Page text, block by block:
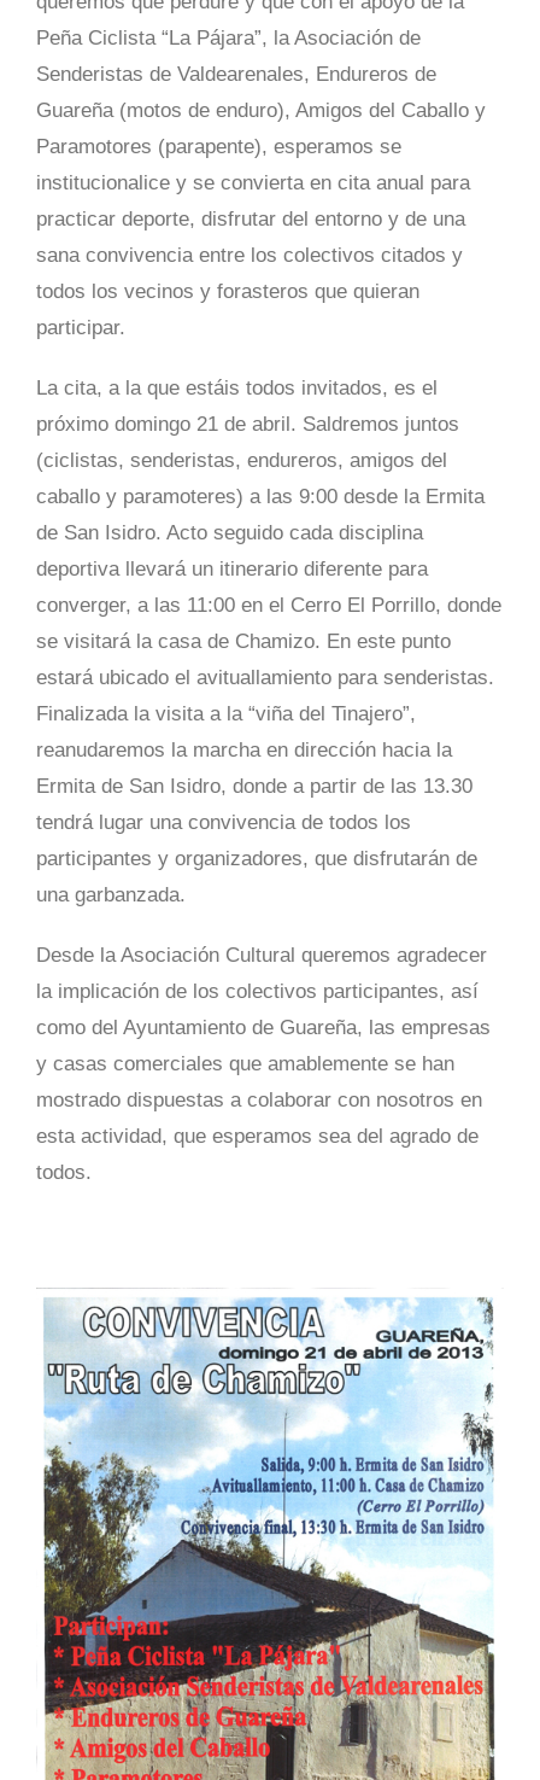
Peña Ciclista “La Pájara”, la Asociación de
Senderistas de Valdearenales, Endureros de
Guareña (motos de enduro), Amigos del Caballo y
Paramotores (parapente), esperamos se
institucionalice y se convierta en cita anual para
practicar deporte, disfrutar del entorno y de una
sana convivencia entre los colectivos citados y
todos los vecinos y forasteros que quieran
participar.
La cita, a la que estáis todos invitados, es el
próximo domingo 21 de abril. Saldremos juntos
(ciclistas, senderistas, endureros, amigos del
caballo y paramoteres) a las 9:00 desde la Ermita
de San Isidro. Acto seguido cada disciplina
deportiva llevará un itinerario diferente para
converger, a las 11:00 en el Cerro El Porrillo, donde
se visitará la casa de Chamizo. En este punto
estará ubicado el avituallamiento para senderistas.
Finalizada la visita a la “viña del Tinajero”,
reanudaremos la marcha en dirección hacia la
Ermita de San Isidro, donde a partir de las 13.30
tendrá lugar una convivencia de todos los
participantes y organizadores, que disfrutarán de
una garbanzada.
Desde la Asociación Cultural queremos agradecer
la implicación de los colectivos participantes, así
como del Ayuntamiento de Guareña, las empresas
y casas comerciales que amablemente se han
mostrado dispuestas a colaborar con nosotros en
esta actividad, que esperamos sea del agrado de
todos.